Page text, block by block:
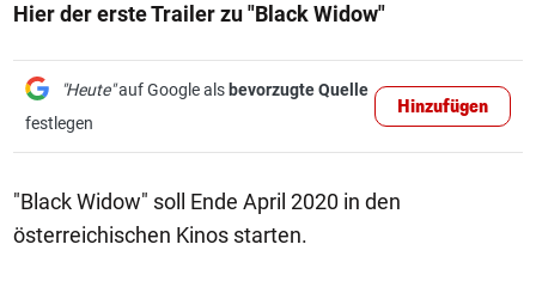
Hier der erste Trailer zu "Black Widow"
"Heute"auf Google als bevorzugte Quelle
festlegen
Hinzufügen
"Black Widow" soll Ende April 2020 in den
österreichischen Kinos starten.